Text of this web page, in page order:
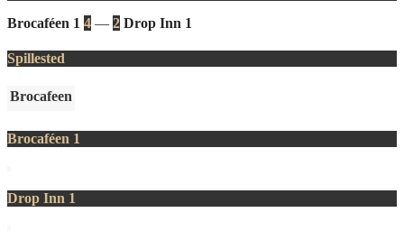
Brocaféen 1 4 — 2 Drop Inn 1
Spillested
Brocafeen
Brocaféen 1
Drop Inn 1